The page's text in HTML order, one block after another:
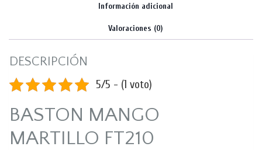
Información adicional
Valoraciones (0)
DESCRIPCIÓN
5/5 - (1 voto)
BASTON MANGO
MARTILLO FT210